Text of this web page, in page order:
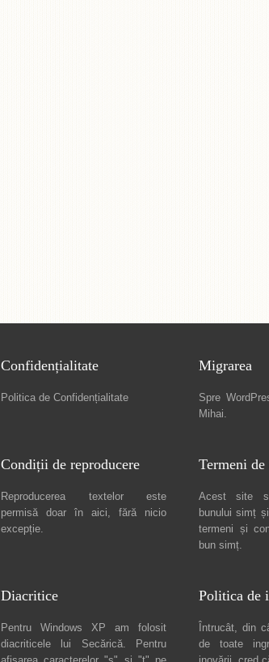
Confidențialitate
Politica de Confidențialitate
Migrarea
Spre
Mihai.
Condiții de reproducere
Reproducerea textelor este
permisă doar în aici, fără nicio
excepție.
Termeni
Acest site
bunului simț
termeni și
bun simț.
Diacritice
Pentru Windows XP am folosit
diacriticele lui Secărică. Pentru
Politica de
Întrucât, din
de toate